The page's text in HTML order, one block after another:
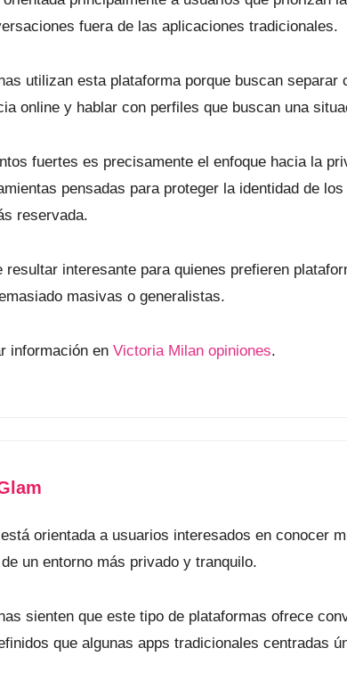
fuera de las aplicaciones tradicionales.
utilizan esta plataforma porque buscan separar
online y hablar con perfiles que buscan una
fuertes es precisamente el enfoque hacia la
pensadas para proteger la identidad de
reservada.
resultar interesante para quienes prefieren
masivas o generalistas.
información en Victoria Milan opiniones.
orientada a usuarios interesados en conocer
un entorno más privado y tranquilo.
sienten que este tipo de plataformas ofrece
que algunas apps tradicionales centradas